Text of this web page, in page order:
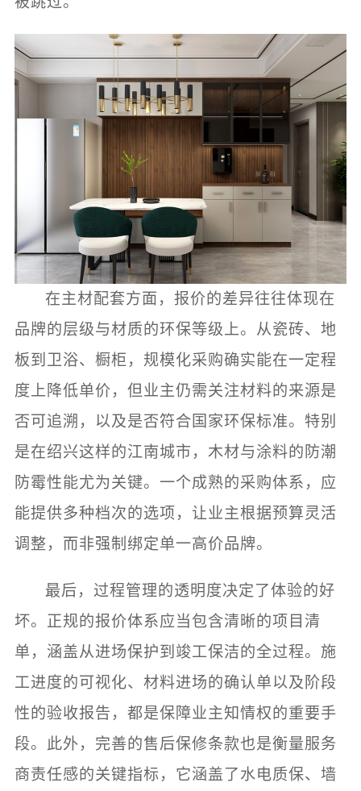
在主材配套方面，报价的差异往往体现在
品牌的层级与材质的环保等级上。从瓷砖、地
板到卫浴、橱柜，规模化采购确实能在一定程
度上降低单价，但业主仍需关注材料的来源是
否可追溯，以及是否符合国家环保标准。特别
是在绍兴这样的江南城市，木材与涂料的防潮
防霉性能尤为关键。一个成熟的采购体系，应
能提供多种档次的选项，让业主根据预算灵活
调整，而非强制绑定单一高价品牌。
最后，过程管理的透明度决定了体验的好
坏。正规的报价体系应当包含清晰的项目清
单，涵盖从进场保护到竣工保洁的全过程。施
工进度的可视化、材料进场的确认单以及阶段
性的验收报告，都是保障业主知情权的重要手
段。此外，完善的售后保修条款也是衡量服务
商责任感的关键指标，它涵盖了水电质保、墙